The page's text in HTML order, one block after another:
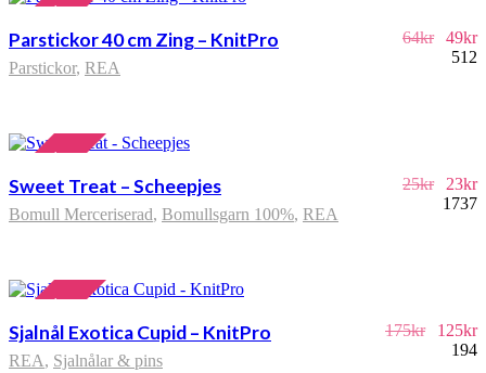
REA!
Parstickor 40 cm Zing – KnitPro
Parstickor, REA
64kr 49kr
512
REA!
Sweet Treat – Scheepjes
Bomull Merceriserad, Bomullsgarn 100%, REA
25kr 23kr
1737
REA!
Sjalnål Exotica Cupid – KnitPro
REA, Sjalnålar & pins
175kr 125kr
194